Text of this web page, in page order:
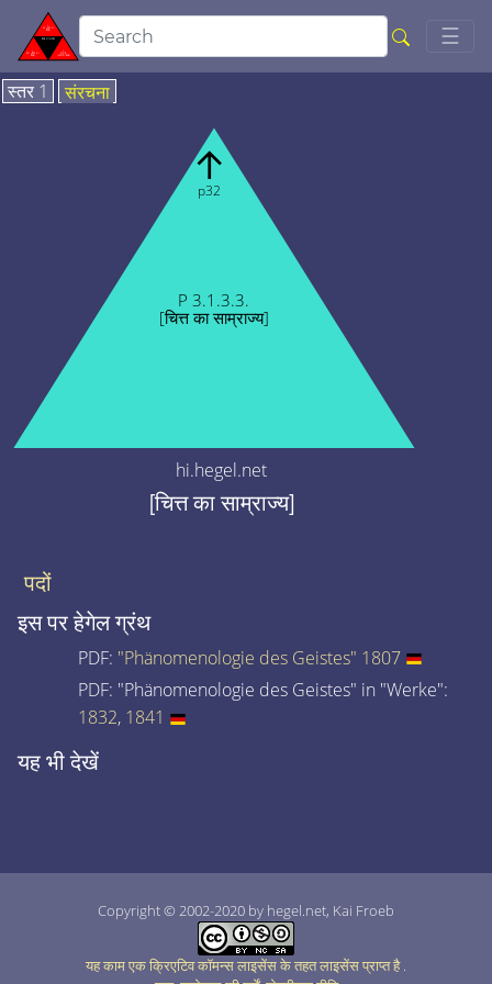
☰
स्तर 1 संरचना
P 3.1.3.3.
[चित्त का साम्राज्य]
↑
p32
hi.hegel.net
[चित्त का साम्राज्य]
पदों
इस पर हेगेल ग्रंथ
PDF: "Phänomenologie des Geistes" 1807
PDF: "Phänomenologie des Geistes" in "Werke":
1832, 1841
यह भी देखें
Copyright © 2002-2020 by hegel.net, Kai Froeb
यह काम एक क्रिएटिव कॉमन्स लाइसेंस के तहत लाइसेंस प्राप्त है.